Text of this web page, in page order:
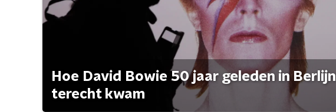
Hoe David Bowie 50 jaar geleden in Berlijn
terecht kwam